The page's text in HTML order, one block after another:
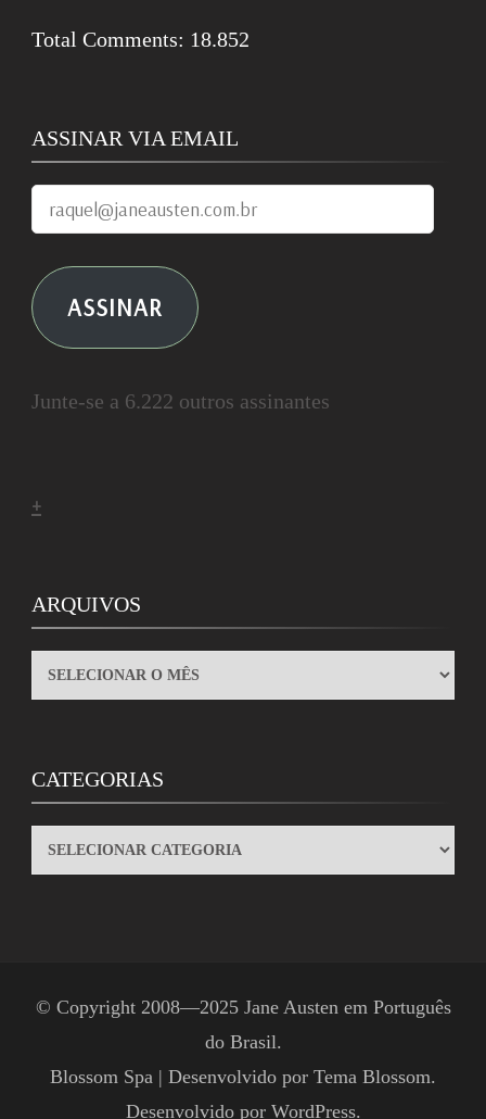
Total Comments: 18.852
ASSINAR VIA EMAIL
raquel@janeausten.com.br
ASSINAR
Junte-se a 6.222 outros assinantes
+
ARQUIVOS
ARQUIVOS
CATEGORIAS
CATEGORIAS
© Copyright 2008—2025 Jane Austen em Português
do Brasil.
Blossom Spa | Desenvolvido por Tema Blossom.
Desenvolvido por WordPress.